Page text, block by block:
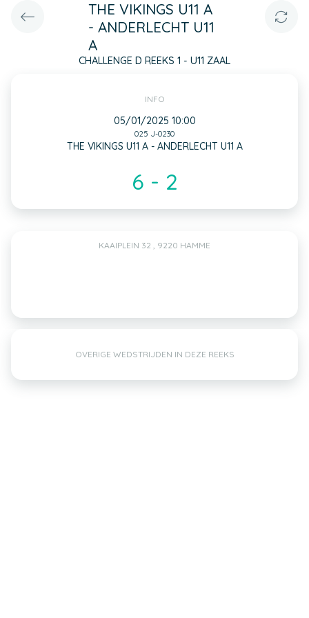
THE VIKINGS U11 A
- ANDERLECHT U11
A
CHALLENGE D REEKS 1 - U11 ZAAL
INFO
05/01/2025 10:00
025 J-0230
THE VIKINGS U11 A - ANDERLECHT U11 A
6 - 2
KAAIPLEIN 32 , 9220 HAMME
OVERIGE WEDSTRIJDEN IN DEZE REEKS